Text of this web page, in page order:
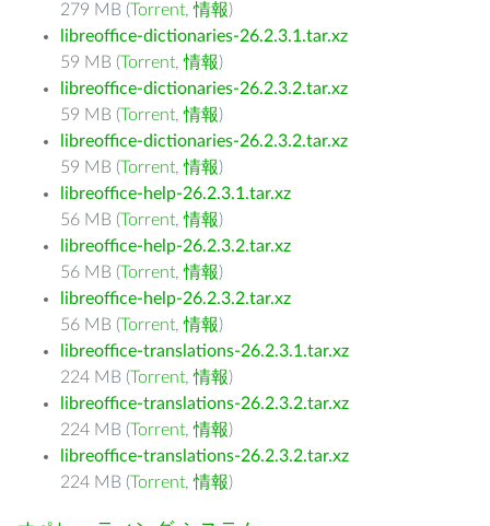
279 MB (Torrent,情報)
libreoffice-dictionaries-26.2.3.1.tar.xz
59 MB (Torrent,情報)
libreoffice-dictionaries-26.2.3.2.tar.xz
59 MB (Torrent,情報)
libreoffice-dictionaries-26.2.3.2.tar.xz
59 MB (Torrent,情報)
libreoffice-help-26.2.3.1.tar.xz
56 MB (Torrent,情報)
libreoffice-help-26.2.3.2.tar.xz
56 MB (Torrent,情報)
libreoffice-help-26.2.3.2.tar.xz
56 MB (Torrent,情報)
libreoffice-translations-26.2.3.1.tar.xz
224 MB (Torrent,情報)
libreoffice-translations-26.2.3.2.tar.xz
224 MB (Torrent,情報)
libreoffice-translations-26.2.3.2.tar.xz
224 MB (Torrent,情報)